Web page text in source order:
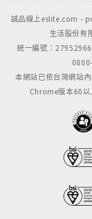
誠品線上eslite.com -
生活股份
統一編號：
本網站已依台灣網站
Chrome版本60